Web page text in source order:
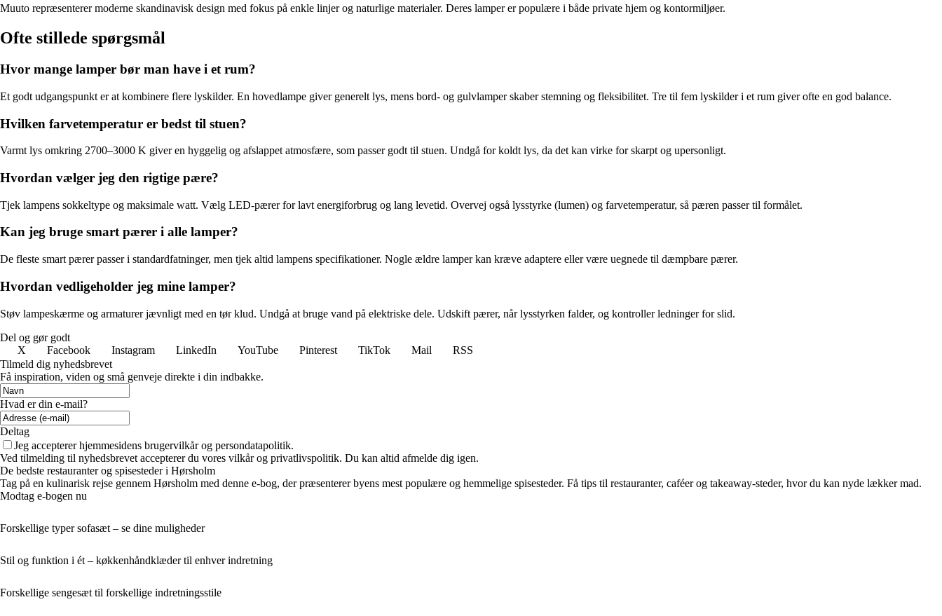
Muuto repræsenterer moderne skandinavisk design med fokus på enkle linjer og naturlige materialer. Deres lamper er populære i både private hjem og kontormiljøer.
Ofte stillede spørgsmål
Hvor mange lamper bør man have i et rum?
Et godt udgangspunkt er at kombinere flere lyskilder. En hovedlampe giver generelt lys, mens bord- og gulvlamper skaber stemning og fleksibilitet. Tre til fem lyskilder i et rum giver ofte en god balance.
Hvilken farvetemperatur er bedst til stuen?
Varmt lys omkring 2700–3000 K giver en hyggelig og afslappet atmosfære, som passer godt til stuen. Undgå for koldt lys, da det kan virke for skarpt og upersonligt.
Hvordan vælger jeg den rigtige pære?
Tjek lampens sokkeltype og maksimale watt. Vælg LED-pærer for lavt energiforbrug og lang levetid. Overvej også lysstyrke (lumen) og farvetemperatur, så pæren passer til formålet.
Kan jeg bruge smart pærer i alle lamper?
De fleste smart pærer passer i standardfatninger, men tjek altid lampens specifikationer. Nogle ældre lamper kan kræve adaptere eller være uegnede til dæmpbare pærer.
Hvordan vedligeholder jeg mine lamper?
Støv lampeskærme og armaturer jævnligt med en tør klud. Undgå at bruge vand på elektriske dele. Udskift pærer, når lysstyrken falder, og kontroller ledninger for slid.
Del og gør godt
X
Facebook Instagram LinkedIn YouTube Pinterest TikTok Mail
RSS
Tilmeld dig nyhedsbrevet
Få inspiration, viden og små genveje direkte i din indbakke.
Hvad er din e-mail?
Deltag
Jeg accepterer hjemmesidens brugervilkår og persondatapolitik.
Ved tilmelding til nyhedsbrevet accepterer du vores vilkår og privatlivspolitik. Du kan altid afmelde dig igen.
De bedste restauranter og spisesteder i Hørsholm
Tag på en kulinarisk rejse gennem Hørsholm med denne e-bog, der præsenterer byens mest populære og hemmelige spisesteder. Få tips til restauranter, caféer og takeaway-steder, hvor du kan nyde lækker mad.
Modtag e-bogen nu
Forskellige typer sofasæt – se dine muligheder
Stil og funktion i ét – køkkenhåndklæder til enhver indretning
Forskellige sengesæt til forskellige indretningsstile